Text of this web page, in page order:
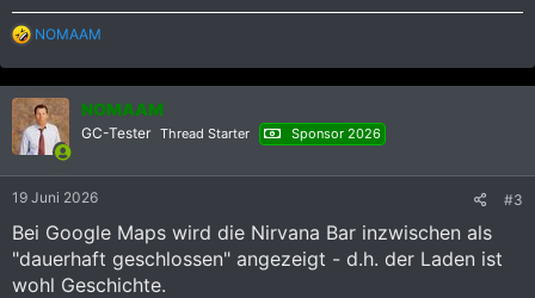
R
a
k
t
i
o
n
:
NOMAAM
NOMAAM
GC-Tester Thread Starter Sponsor 2026
19 Juni 2026 #3
Bei Google Maps wird die Nirvana Bar inzwischen als
"dauerhaft geschlossen" angezeigt - d.h. der Laden ist
wohl Geschichte.